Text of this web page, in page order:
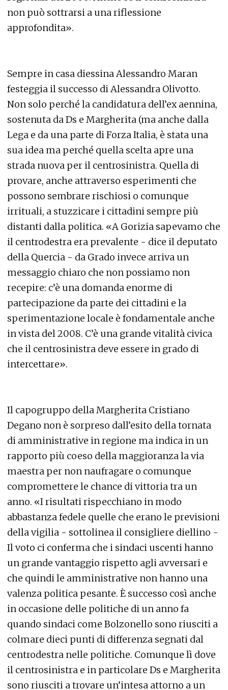
non può sottrarsi a una riflessione
approfondita».
Sempre in casa diessina Alessandro Maran
festeggia il successo di Alessandra Olivotto.
Non solo perché la candidatura dell’ex aennina,
sostenuta da Ds e Margherita (ma anche dalla
Lega e da una parte di Forza Italia, è stata una
sua idea ma perché quella scelta apre una
strada nuova per il centrosinistra. Quella di
provare, anche attraverso esperimenti che
possono sembrare rischiosi o comunque
irrituali, a stuzzicare i cittadini sempre più
distanti dalla politica. «A Gorizia sapevamo che
il centrodestra era prevalente - dice il deputato
della Quercia - da Grado invece arriva un
messaggio chiaro che non possiamo non
recepire: c’è una domanda enorme di
partecipazione da parte dei cittadini e la
sperimentazione locale è fondamentale anche
in vista del 2008. C’è una grande vitalità civica
che il centrosinistra deve essere in grado di
intercettare».
Il capogruppo della Margherita Cristiano
Degano non è sorpreso dall’esito della tornata
di amministrative in regione ma indica in un
rapporto più coeso della maggioranza la via
maestra per non naufragare o comunque
compromettere le chance di vittoria tra un
anno. «I risultati rispecchiano in modo
abbastanza fedele quelle che erano le previsioni
della vigilia - sottolinea il consigliere diellino -
Il voto ci conferma che i sindaci uscenti hanno
un grande vantaggio rispetto agli avversari e
che quindi le amministrative non hanno una
valenza politica pesante. È successo così anche
in occasione delle politiche di un anno fa
quando sindaci come Bolzonello sono riusciti a
colmare dieci punti di differenza segnati dal
centrodestra nelle politiche. Comunque lì dove
il centrosinistra e in particolare Ds e Margherita
sono riusciti a trovare un’intesa attorno a un